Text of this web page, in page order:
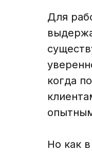
Для
когда
Но как